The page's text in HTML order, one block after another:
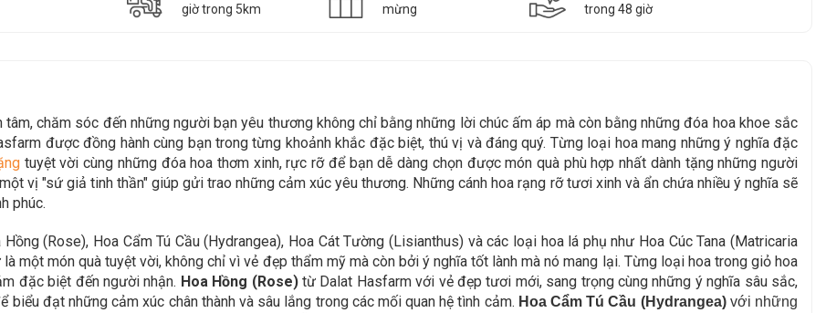
giờ trong 5km
mừng
trong 48 giờ
chăm sóc đến những người bạn yêu thương không chỉ bằng những lời chúc ấm áp mà còn bằng những đóa hoa khoe sắc
được đồng hành cùng bạn trong từng khoảnh khắc đặc biệt, thú vị và đáng quý. Từng loại hoa mang những ý nghĩa đặc
tuyệt vời cùng những đóa hoa thơm xinh, rực rỡ để bạn dễ dàng chọn được món quà phù hợp nhất dành tặng những người
vị "sứ giả tinh thần" giúp gửi trao những cảm xúc yêu thương. Những cánh hoa rạng rỡ tươi xinh và ẩn chứa nhiều ý nghĩa sẽ
phúc.
(Rose), Hoa Cẩm Tú Cầu (Hydrangea), Hoa Cát Tường (Lisianthus) và các loại hoa lá phụ như Hoa Cúc Tana (Matricaria
một món quà tuyệt vời, không chỉ vì vẻ đẹp thẩm mỹ mà còn bởi ý nghĩa tốt lành mà nó mang lại. Từng loại hoa trong giỏ hoa
đặc biệt đến người nhận. Hoa Hồng (Rose)từ Dalat Hasfarm với vẻ đẹp tươi mới, sang trọng cùng những ý nghĩa sâu sắc,
đạt những cảm xúc chân thành và sâu lắng trong các mối quan hệ tình cảm. Hoa Cẩm Tú Cầu (Hydrangea)với những